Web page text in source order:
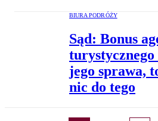
BIURA PODRÓŻY
Sąd: Bonus
jego sprawa,
nic do tego